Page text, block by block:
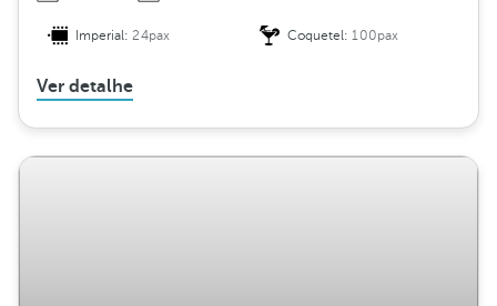
Imperial:24pax Coquetel:100pax
Ver detalhe